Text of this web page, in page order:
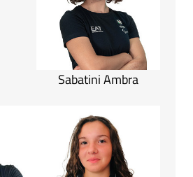
Sabatini Ambra